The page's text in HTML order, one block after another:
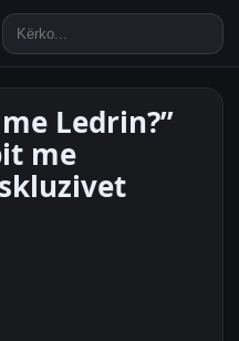
Ledrin?”
me